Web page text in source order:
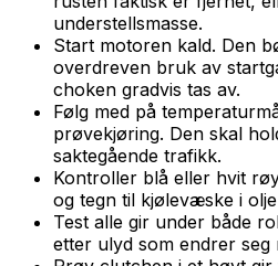
understellsmasse.
Start motoren kald. Den
overdreven bruk av
choken gradvis tas av.
Følg med på
prøvekjøring. Den skal
saktegående trafikk.
Kontroller blå eller hvit
og tegn til kjølevæske i
Test alle gir under både
etter ulyd som endrer seg